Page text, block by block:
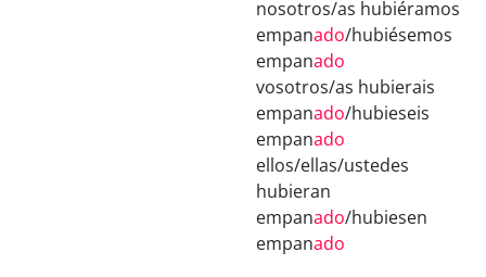
nosotros/as hubiéramos
empanado/hubiésemos
empanado
vosotros/as hubierais
empanado/hubieseis
empanado
ellos/ellas/ustedes
hubieran
empanado/hubiesen
empanado